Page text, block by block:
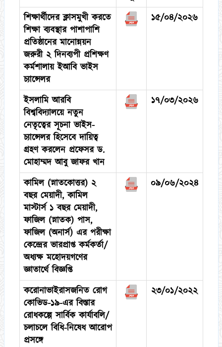
শিক্ষার্থীদের ক্লাসমুখী করতে
শিক্ষা ব্যবস্থার পাশাপাশি
প্রতিষ্ঠানের মানোন্নয়ন
জরুরী ২ দিনব্যপী প্রশিক্ষণ
কর্মশালায় ইআবি ভাইস
চ্যান্সেলর
১৫/০৪/২০২৬
ইসলামি আরবি
বিশ্ববিদ্যালয়ে নতুন
নেতৃত্বের সূচনা ভাইস-
চ্যান্সেলর হিসেবে দায়িত্ব
গ্রহণ করলেন প্রফেসর ড.
মোহাম্মদ আবু জাফর খান
১৭/০৩/২০২৬
কামিল (স্নাতকোত্তর) ২
বছর মেয়াদী, কামিল
মাস্টার্স ১ বছর মেয়াদী,
ফাজিল (স্নাতক) পাস,
ফাজিল (অনার্স) এর পরীক্ষা
কেন্দ্রের ভারপ্রাপ্ত কর্মকর্তা/
অধ্যক্ষ মহোদয়গণের
জ্ঞাতার্থে বিজ্ঞপ্তি
০৯/০৬/২০২৪
করোনাভাইরাসজনিত রোগ
কোভিড-১৯-এর বিস্তার
রোধকল্পে সার্বিক কার্যাবলি/
চলাচলে বিধি-নিষেধ আরোপ
প্রসঙ্গে
২৩/০১/২০২২